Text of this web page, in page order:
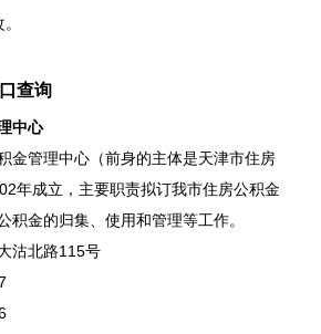
查询
中心
金管理中心（前身的主体是天津市住房
年成立，主要职责拟订我市住房公积金
积金的归集、使用和管理等工作。
沽北路115号